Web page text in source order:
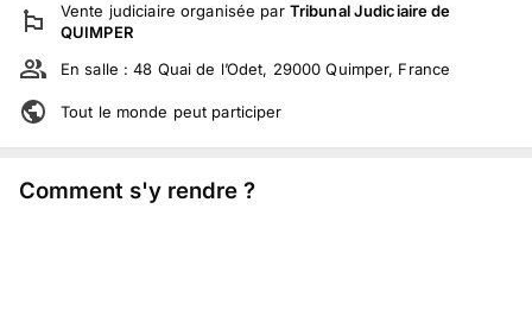
Vente judiciaire organisée par Tribunal Judiciaire de
QUIMPER
En salle :48 Quai de l’Odet, 29000 Quimper, France
Tout le monde peut participer
Comment s'y rendre ?